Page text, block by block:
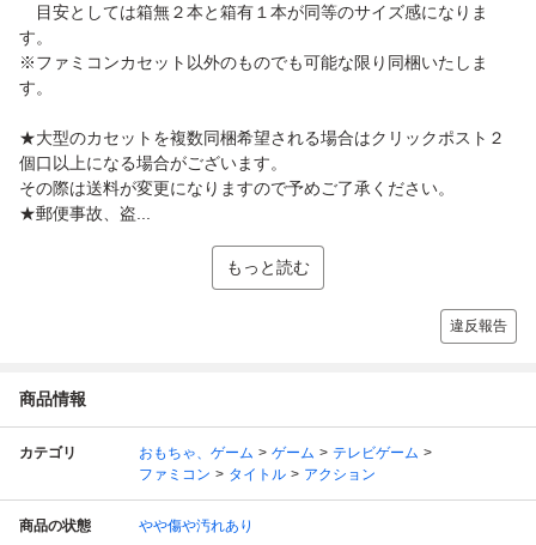
目安としては箱無２本と箱有１本が同等のサイズ感になりま
す。
※ファミコンカセット以外のものでも可能な限り同梱いたしま
す。
★大型のカセットを複数同梱希望される場合はクリックポスト２
個口以上になる場合がございます。
その際は送料が変更になりますので予めご了承ください。
★郵便事故、盗...
もっと読む
違反報告
商品情報
カテゴリ おもちゃ、ゲーム ゲーム
テレビゲーム
ファミコン
タイトル アクション
商品の状態 やや傷や汚れあり